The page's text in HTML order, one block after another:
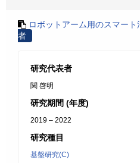
ロボットアーム用のスマート
者
研究代表者
関 啓明
研究期間 (年度)
2019 – 2022
研究種目
基盤研究(C)